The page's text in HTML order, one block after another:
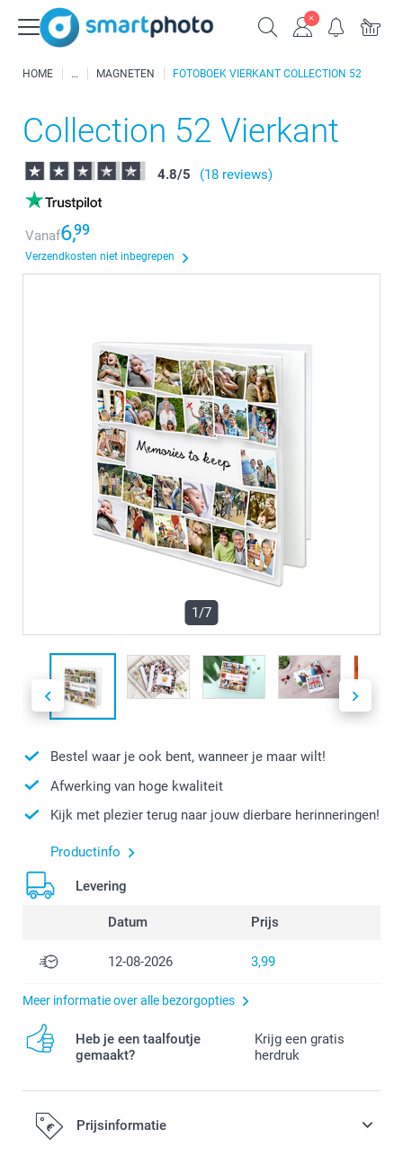
HOME MAGNETEN FOTOBOEK VIERKANT COLLECTION 52
Collection 52 Vierkant
4.8/5 (18 reviews)
Vanaf6,99
Verzendkosten niet inbegrepen
1/7
Bestel waar je ook bent, wanneer je maar wilt!
Afwerking van hoge kwaliteit
Kijk met plezier terug naar jouw dierbare herinneringen!
Productinfo
Levering
Datum Prijs
12-08-2026 3,99
Meer informatie over alle bezorgopties
Heb je een taalfoutje
gemaakt?
Krijg een gratis
herdruk
Prijsinformatie